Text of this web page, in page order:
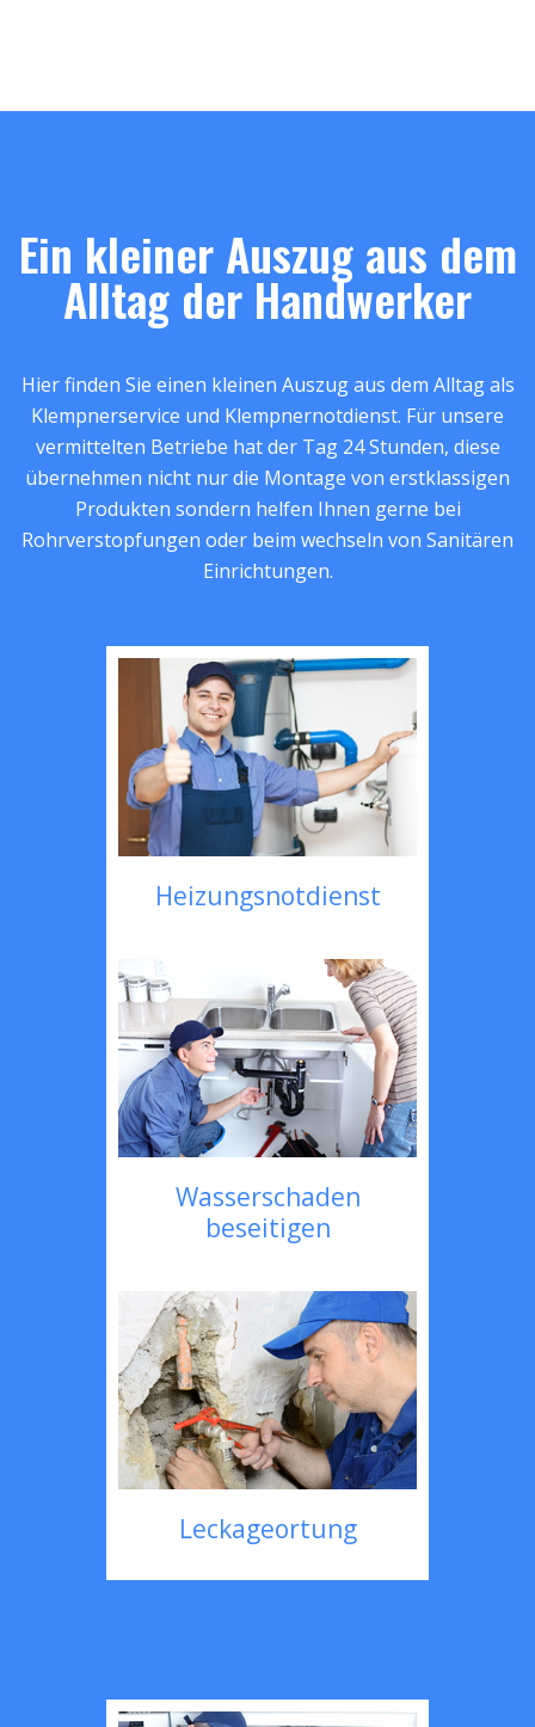
Ein kleiner Auszug aus dem
Alltag der Handwerker
Hier finden Sie einen kleinen Auszug aus dem Alltag als
Klempnerservice und Klempnernotdienst. Für unsere
vermittelten Betriebe hat der Tag 24 Stunden, diese
übernehmen nicht nur die Montage von erstklassigen
Produkten sondern helfen Ihnen gerne bei
Rohrverstopfungen oder beim wechseln von Sanitären
Einrichtungen.
Heizungsnotdienst
Wasserschaden
beseitigen
Leckageortung